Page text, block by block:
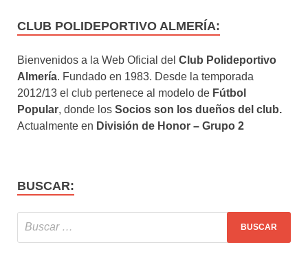
CLUB POLIDEPORTIVO ALMERÍA:
Bienvenidos a la Web Oficial del Club Polideportivo
Almería. Fundado en 1983. Desde la temporada
2012/13 el club pertenece al modelo de Fútbol
Popular, donde los Socios son los dueños del club.
Actualmente en División de Honor – Grupo 2
BUSCAR: